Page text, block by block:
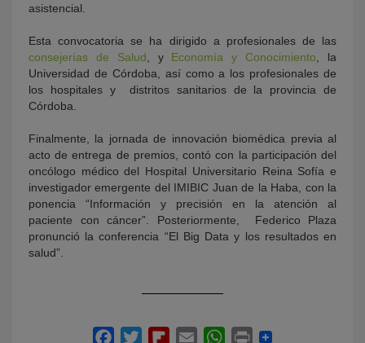
asistencial.
Esta convocatoria se ha dirigido a profesionales de las
consejerías de Salud , y Economía y Conocimiento , la
Universidad de Córdoba, así como a los profesionales de
los hospitales y distritos sanitarios de la provincia de
Córdoba.
Finalmente, la jornada de innovación biomédica previa al
acto de entrega de premios, contó con la participación del
oncólogo médico del Hospital Universitario Reina Sofía e
investigador emergente del IMIBIC Juan de la Haba, con la
ponencia “Información y precisión en la atención al
paciente con cáncer”. Posteriormente, Federico Plaza
pronunció la conferencia “El Big Data y los resultados en
salud”.